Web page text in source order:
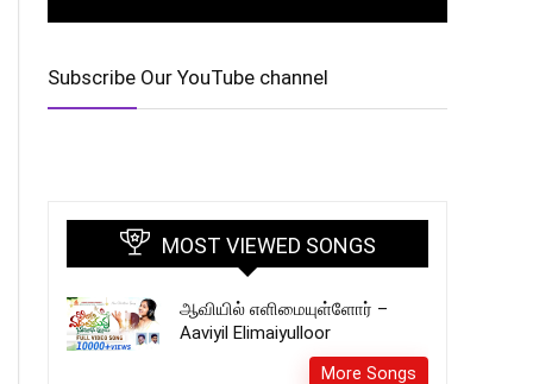
Subscribe Our YouTube channel
MOST VIEWED SONGS
ஆவியில் எளிமையுள்ளோர் –
Aaviyil Elimaiyulloor
More Songs